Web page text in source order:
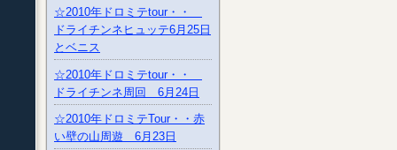
☆2010年ドロミテtour・・
ドライチンネヒュッテ6月25日
とベニス
☆2010年ドロミテtour・・
ドライチンネ周回 6月24日
☆2010年ドロミテTour・・赤
い壁の山周遊 6月23日